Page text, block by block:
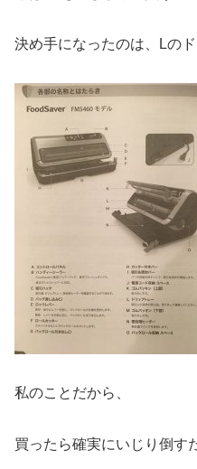
決め手になったのは、Lのド
私のことだから、
買ったら確実にいじり倒す